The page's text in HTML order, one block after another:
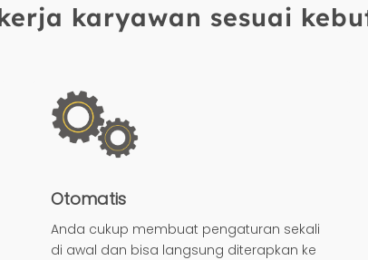
karyawan sesuai
Otomatis
Anda cukup membuat pengaturan sekali
di awal dan bisa langsung diterapkan ke